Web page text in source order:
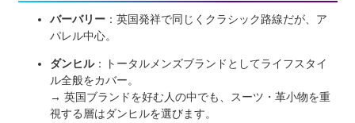
バーバリー：英国発祥で同じくクラシック路線だが、ア
パレル中心。
ダンヒル：トータルメンズブランドとしてライフスタイ
ル全般をカバー。
→ 英国ブランドを好む人の中でも、スーツ・革小物を重
視する層はダンヒルを選びます。